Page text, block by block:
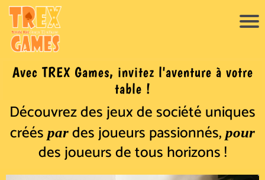
Avec TREX Games, invitez l'aventure à votre
table !
Découvrez des jeux de société uniques
crééspar des joueurs passionnés,pour
des joueurs de tous horizons !